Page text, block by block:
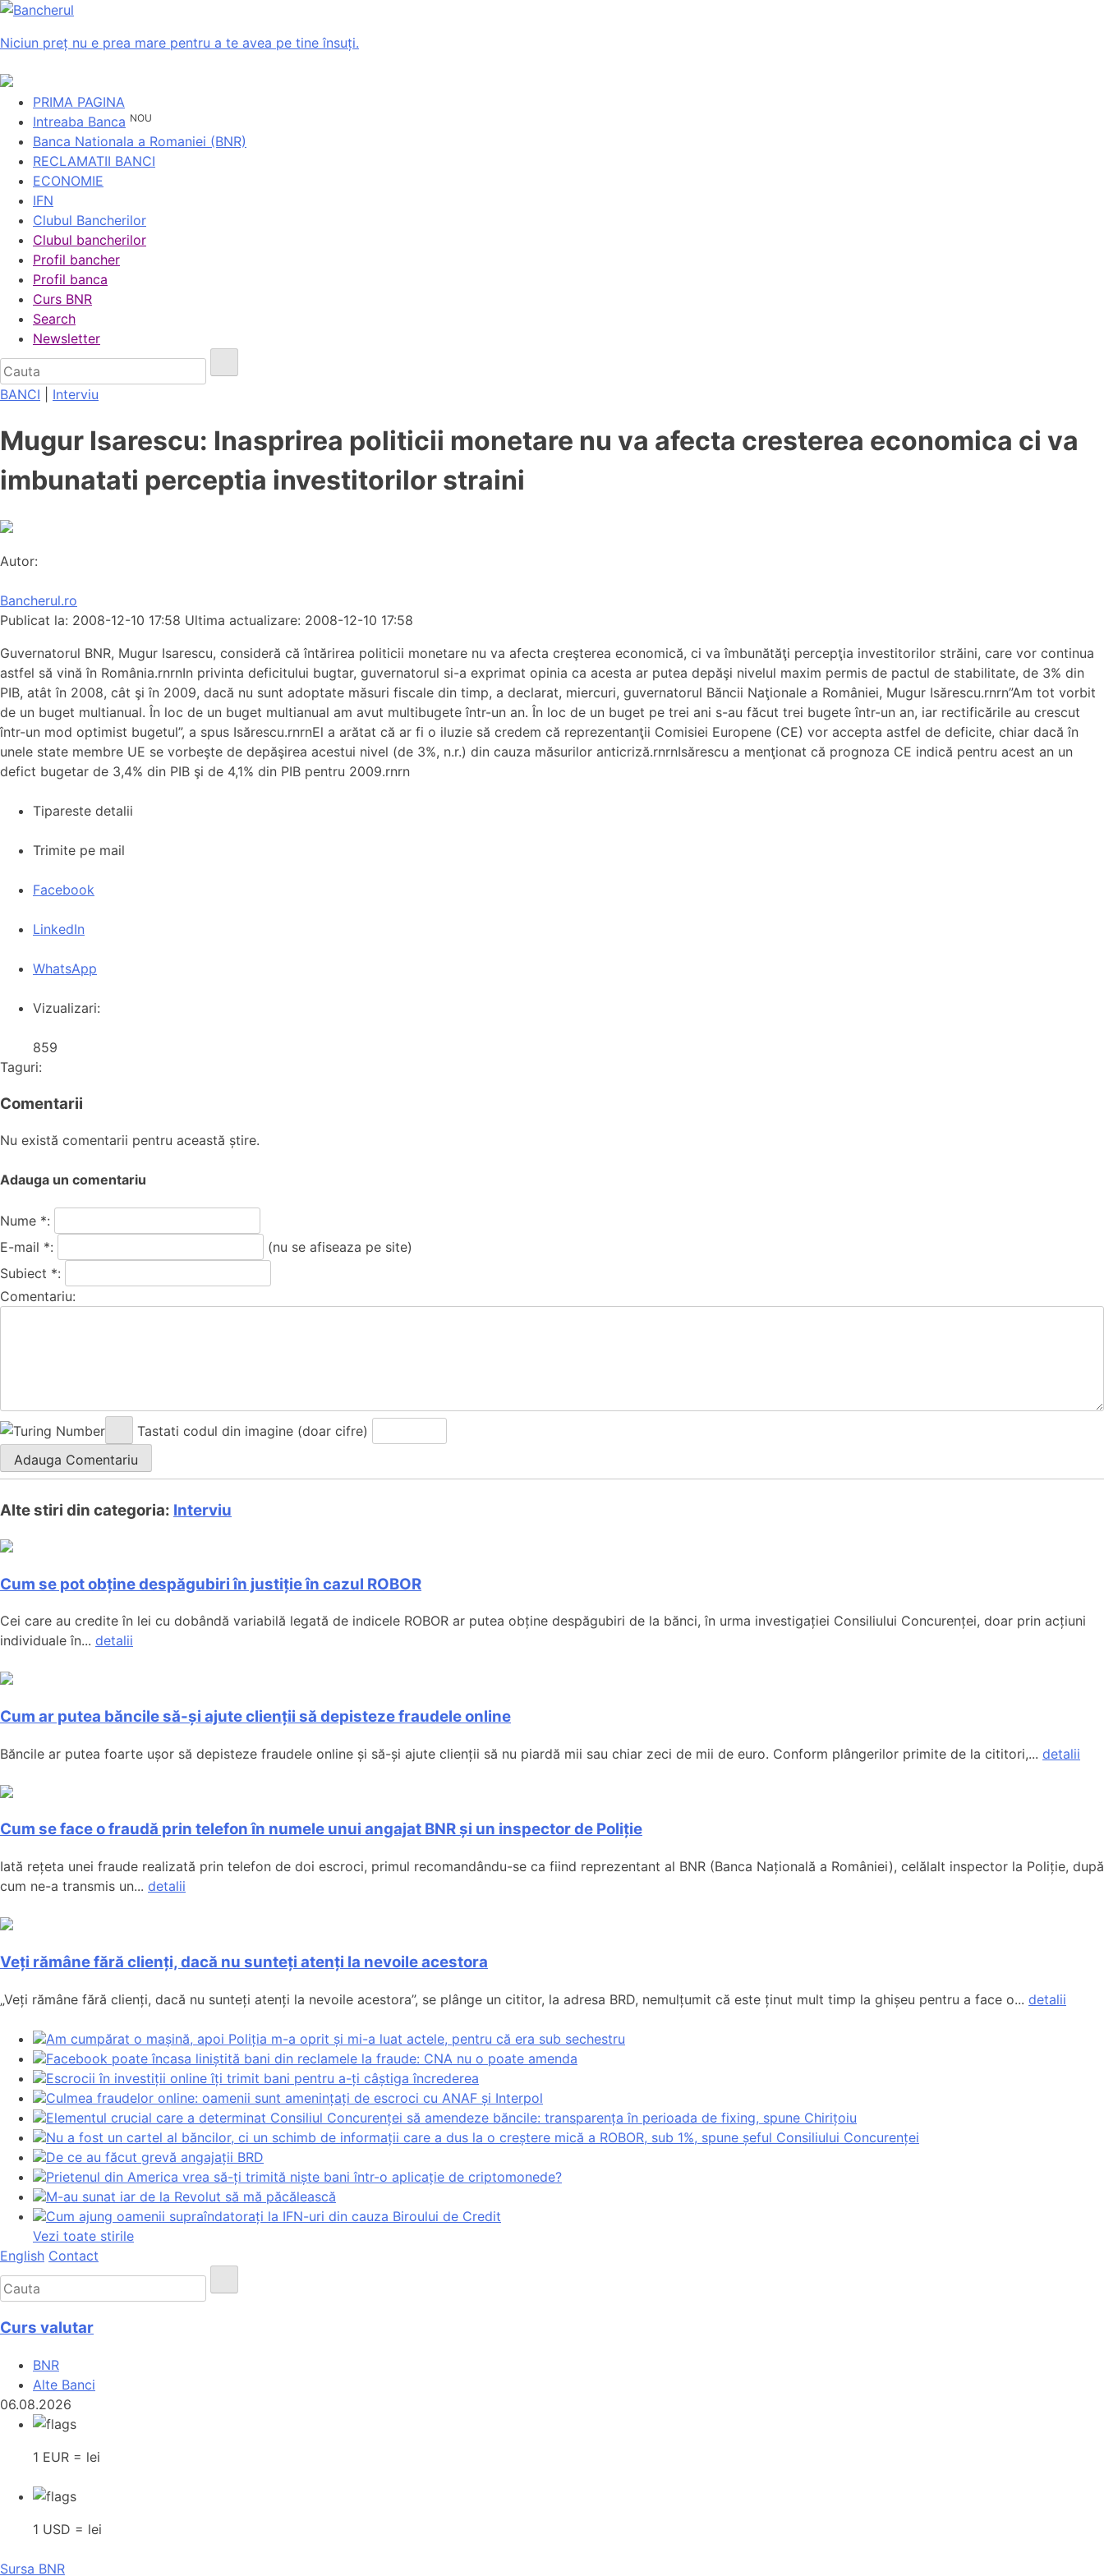
Niciun preț nu e prea mare pentru a te avea pe tine însuți.
PRIMA PAGINA
Intreaba Banca NOU
Banca Nationala a Romaniei (BNR)
RECLAMATII BANCI
ECONOMIE
IFN
Clubul Bancherilor
Clubul bancherilor
Profil bancher
Profil banca
Curs BNR
Search
Newsletter
BANCI Interviu
Mugur Isarescu: Inasprirea politicii monetare nu va afecta cresterea economica ci va
imbunatati perceptia investitorilor straini
Autor:
Bancherul.ro
Publicat la: 2008-12-10 17:58 Ultima actualizare: 2008-12-10 17:58
Guvernatorul BNR, Mugur Isarescu, consideră că întărirea politicii monetare nu va afecta creşterea economică, ci va îmbunătăţi percepţia investitorilor străini, care vor continua
astfel să vină în România.rnrnIn privinta deficitului bugtar, guvernatorul si-a exprimat opinia ca acesta ar putea depăşi nivelul maxim permis de pactul de stabilitate, de 3% din
PIB, atât în 2008, cât şi în 2009, dacă nu sunt adoptate măsuri fiscale din timp, a declarat, miercuri, guvernatorul Băncii Naţionale a României, Mugur Isărescu.rnrn”Am tot vorbit
de un buget multianual. În loc de un buget multianual am avut multibugete într-un an. În loc de un buget pe trei ani s-au făcut trei bugete într-un an, iar rectificările au crescut
într-un mod optimist bugetul”, a spus Isărescu.rnrnEl a arătat că ar fi o iluzie să credem că reprezentanţii Comisiei Europene (CE) vor accepta astfel de deficite, chiar dacă în
unele state membre UE se vorbeşte de depăşirea acestui nivel (de 3%, n.r.) din cauza măsurilor anticriză.rnrnIsărescu a menţionat că prognoza CE indică pentru acest an un
defict bugetar de 3,4% din PIB şi de 4,1% din PIB pentru 2009.rnrn
Tipareste detalii
Trimite pe mail
Facebook
LinkedIn
WhatsApp
Vizualizari:
859
Taguri:
Comentarii
Nu există comentarii pentru această știre.
Adauga un comentariu
Nume *:
E-mail *:
(nu se afiseaza pe site)
Subiect *:
Comentariu:
Tastati codul din imagine (doar cifre)
Alte stiri din categoria: Interviu
Cum se pot obține despăgubiri în justiție în cazul ROBOR
Cei care au credite în lei cu dobândă variabilă legată de indicele ROBOR ar putea obține despăgubiri de la bănci, în urma investigației Consiliului Concurenței, doar prin acțiuni
individuale în... detalii
Cum ar putea băncile să-și ajute clienții să depisteze fraudele online
Băncile ar putea foarte ușor să depisteze fraudele online și să-și ajute clienții să nu piardă mii sau chiar zeci de mii de euro. Conform plângerilor primite de la cititori,... detalii
Cum se face o fraudă prin telefon în numele unui angajat BNR și un inspector de Poliție
Iată rețeta unei fraude realizată prin telefon de doi escroci, primul recomandându-se ca fiind reprezentant al BNR (Banca Națională a României), celălalt inspector la Poliție, după
cum ne-a transmis un... detalii
Veți rămâne fără clienți, dacă nu sunteți atenți la nevoile acestora
„Veți rămâne fără clienți, dacă nu sunteți atenți la nevoile acestora”, se plânge un cititor, la adresa BRD, nemulțumit că este ținut mult timp la ghișeu pentru a face o... detalii
Am cumpărat o mașină, apoi Poliția m-a oprit și mi-a luat actele, pentru că era sub sechestru
Facebook poate încasa liniștită bani din reclamele la fraude: CNA nu o poate amenda
Escrocii în investiții online îți trimit bani pentru a-ți câștiga încrederea
Culmea fraudelor online: oamenii sunt amenințați de escroci cu ANAF și Interpol
Elementul crucial care a determinat Consiliul Concurenței să amendeze băncile: transparența în perioada de fixing, spune Chirițoiu
Nu a fost un cartel al băncilor, ci un schimb de informații care a dus la o creștere mică a ROBOR, sub 1%, spune șeful Consiliului Concurenței
De ce au făcut grevă angajații BRD
Prietenul din America vrea să-ți trimită niște bani într-o aplicație de criptomonede?
M-au sunat iar de la Revolut să mă păcălească
Cum ajung oamenii supraîndatorați la IFN-uri din cauza Biroului de Credit
Vezi toate stirile
English Contact
Curs valutar
BNR
Alte Banci
06.08.2026
1 EUR = lei
1 USD = lei
Sursa BNR